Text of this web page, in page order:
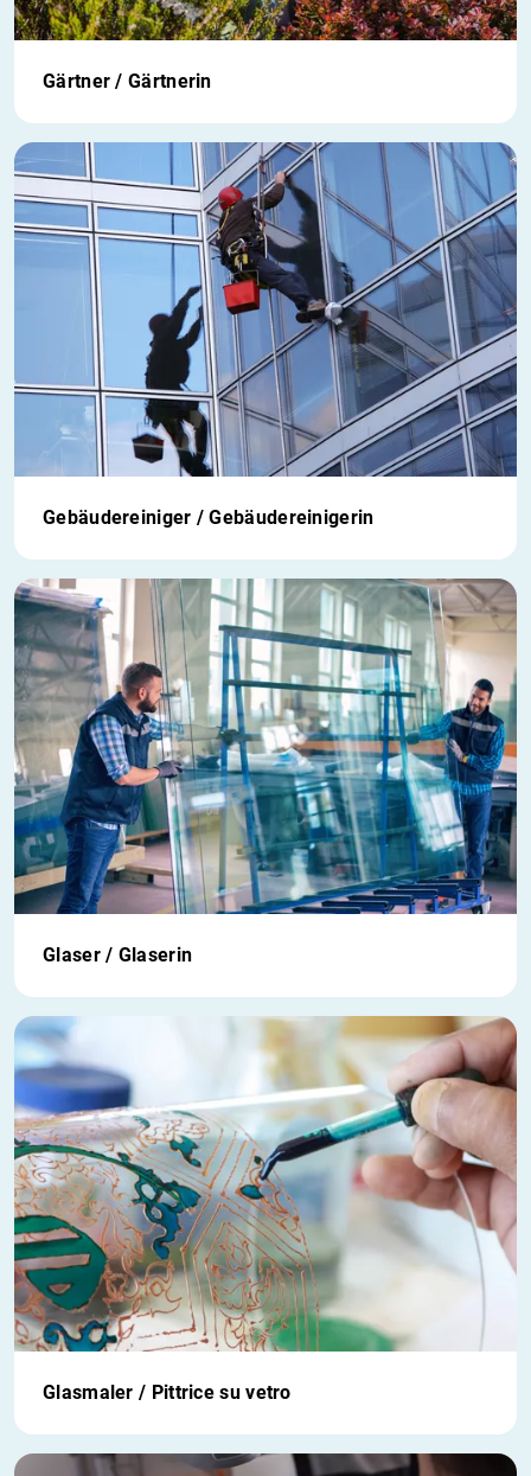
Gärtner / Gärtnerin
Gebäudereiniger / Gebäudereinigerin
Glaser / Glaserin
Glasmaler / Pittrice su vetro